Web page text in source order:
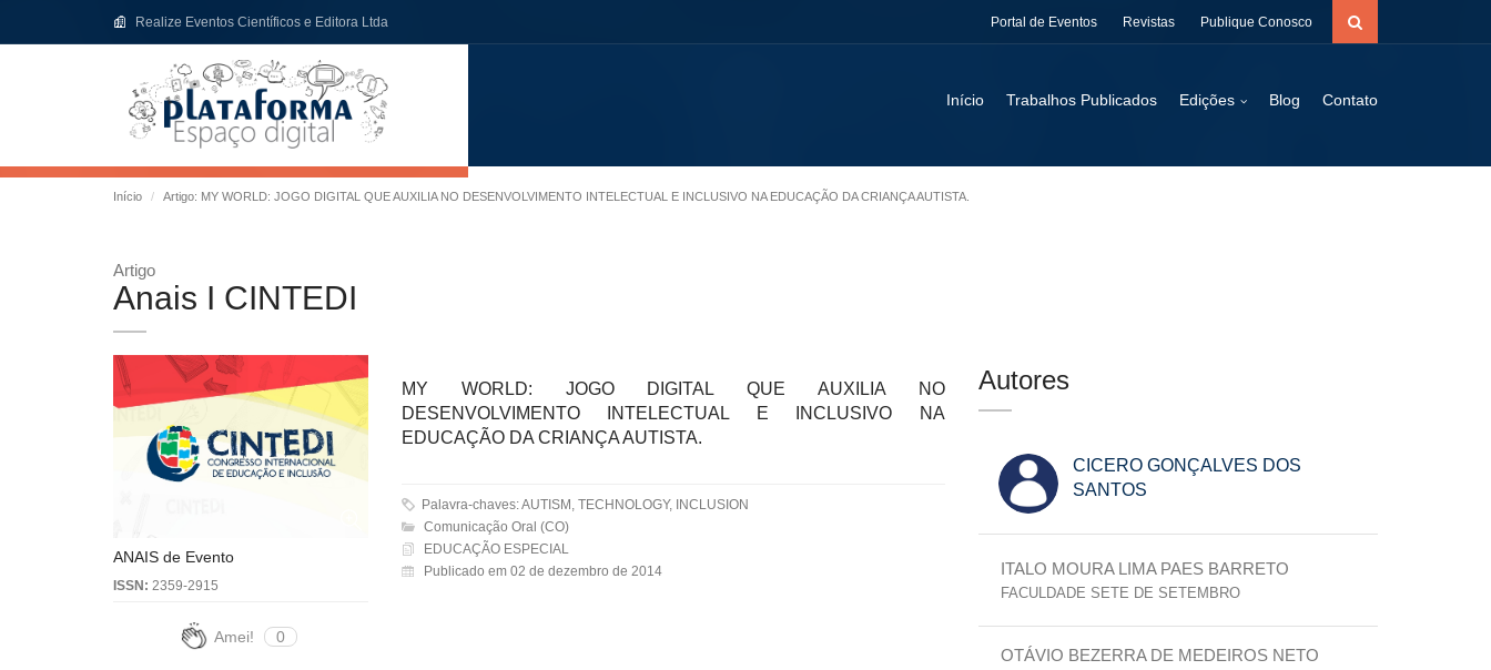
Realize Eventos Científicos e Editora Ltda Portal de Eventos Revistas Publique Conosco
Início Trabalhos Publicados Edições Blog Contato
Início Artigo: MY WORLD: JOGO DIGITAL QUE AUXILIA NO DESENVOLVIMENTO INTELECTUAL E INCLUSIVO NA EDUCAÇÃO DA CRIANÇA AUTISTA.
Artigo
Anais I CINTEDI
ANAIS de Evento
ISSN: 2359-2915
Amei! 0
MY WORLD: JOGO DIGITAL QUE AUXILIA NO
DESENVOLVIMENTO INTELECTUAL E INCLUSIVO NA
EDUCAÇÃO DA CRIANÇA AUTISTA.
Palavra-chaves: AUTISM, TECHNOLOGY, INCLUSION
Comunicação Oral (CO)
EDUCAÇÃO ESPECIAL
Publicado em 02 de dezembro de 2014
Autores
CICERO GONÇALVES DOS
SANTOS
ITALO MOURA LIMA PAES BARRETO
FACULDADE SETE DE SETEMBRO
OTÁVIO BEZERRA DE MEDEIROS NETO